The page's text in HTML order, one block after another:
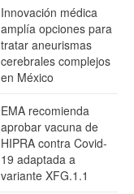
Innovación médica
amplía opciones para
tratar aneurismas
cerebrales complejos
en México
EMA recomienda
aprobar vacuna de
HIPRA contra Covid-
19 adaptada a
variante XFG.1.1